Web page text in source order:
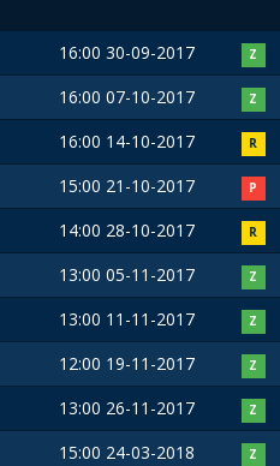
16:00 30-09-2017 Z
16:00 07-10-2017 Z
16:00 14-10-2017 R
15:00 21-10-2017 P
14:00 28-10-2017 R
13:00 05-11-2017 Z
13:00 11-11-2017 Z
12:00 19-11-2017 Z
13:00 26-11-2017 Z
15:00 24-03-2018 Z